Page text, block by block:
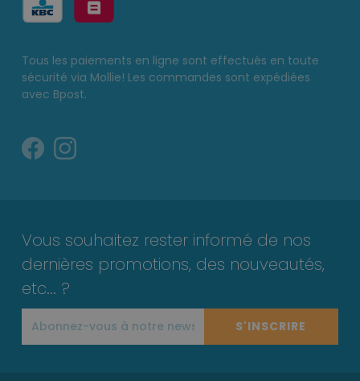
Tous les paiements en ligne sont effectués en toute
sécurité via Mollie! Les commandes sont expédiées
avec Bpost.
Vous souhaitez rester informé de nos
dernières promotions, des nouveautés,
etc... ?
S'INSCRIRE